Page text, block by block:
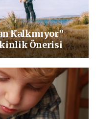
Kalkmıyor”
Önerisi